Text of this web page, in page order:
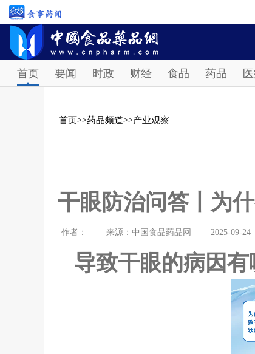
首页 要闻 时政 财经 食品 药品
首页>>药品频道>>产业观察
干眼防治问答丨为
导致干眼的病因
作者： 来源：中国食品药品网 2025-09-24